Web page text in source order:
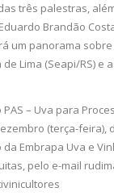
três palestras,
Brandão
um panorama
de Lima (Seapi/RS)
PAS – Uva para
(terça-feira),
Embrapa Uva e
pelo e-mail